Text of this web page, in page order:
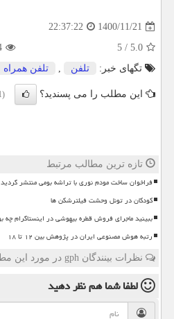
1400/11/21
22:37:22
5.0
/
5
تگهای خبر:
تلفن , تلفن همراه
این مطلب را می پسندید؟ (1)
تازه ترین مطالب مرتبط
فراخوان ساخت مودم نوری با تراشه بومی منتشر گردید
کودکان در تونل وحشت فیلترشکن ها
ببینید ماجرای فروش قطره بیهوشی در اینستاگرام چه
رتبه هوش مصنوعی ایران در پژوهش بین ۱۲ تا ۱۸
نظرات بینندگان gph در مورد این مطلب
لطفا شما همنظر دهید